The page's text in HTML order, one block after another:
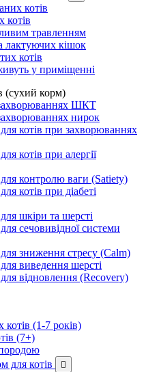
котів
котів
травленням
лактуючих кішок
котів
у приміщенні
(сухий корм)
ШКТ
нирок
котів при захворюваннях
котів при алергії
контролю ваги (Satiety)
котів при діабеті
шкіри та шерсті
сечовивідної системи
зниження стресу (Calm)
виведення шерсті
відновлення (Recovery)
(1-7 років)
(7+)
для котів
